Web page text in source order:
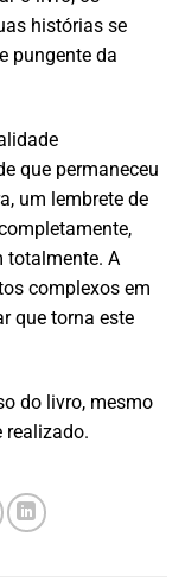
histórias se
pungente da
que permaneceu
um lembrete de
totalmente. A
complexos em
que torna este
do livro, mesmo
realizado.